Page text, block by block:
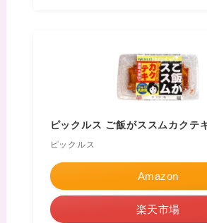
ピックルス ご飯がススムカクテ
ピックルス
Amazon
楽天市場